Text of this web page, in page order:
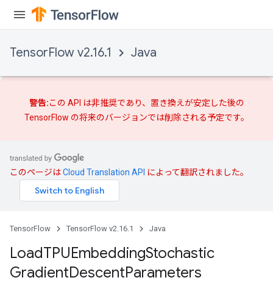
TensorFlow v2.16.1 Java
警告:この API は非推奨であり、 置き換えが安定した後の
TensorFlow の将来のバージョンでは削除される予定です。
このページはCloud Translation API によって翻訳されました。
TensorFlow TensorFlow v2.16.1 Java
LoadTPUEmbeddingStochastic
GradientDescentParameters